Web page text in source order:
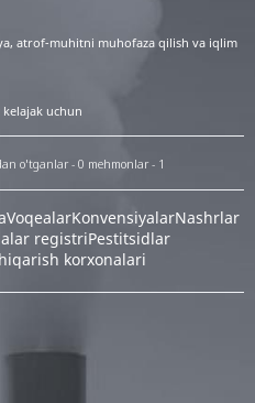
atrof-muhitni muhofaza qilish va iqlim
uchun
o'tganlar - 0 mehmonlar - 1
VoqealarKonvensiyalarNashrlar
registriPestitsidlar
korxonalari